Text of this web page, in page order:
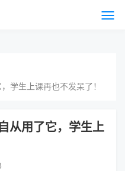
学生上课再也不发呆了！
从用了它，学生上